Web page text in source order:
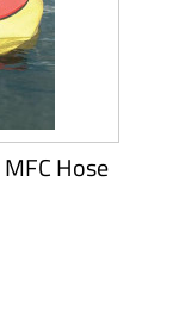
Hose